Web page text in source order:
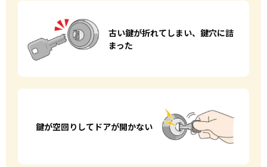
古い鍵が折れてしまい、 鍵穴に詰
まった
鍵が空回りして ドアが開かない